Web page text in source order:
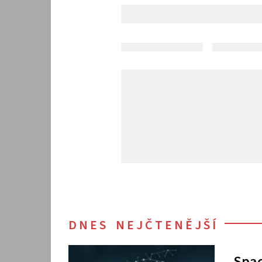
DNES NEJČTENĚJŠÍ